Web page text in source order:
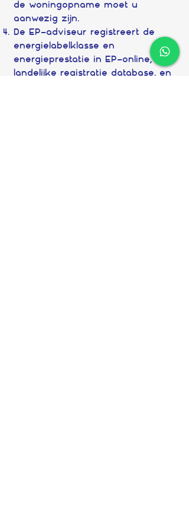
de woningopname moet u
aanwezig zijn.
De EP-adviseur registreert de
energielabelklasse en
energieprestatie in EP-online, de
landelijke registratie database, en